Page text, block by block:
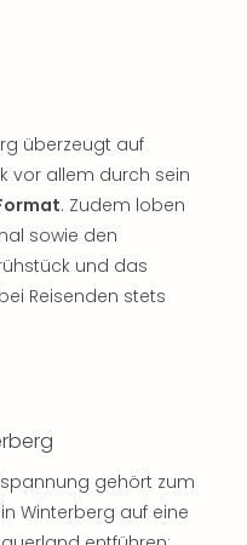
überzeugt auf
vor allem durch sein
. Zudem loben
sowie den
und das
Reisenden stets
gehört zum
Winterberg auf eine